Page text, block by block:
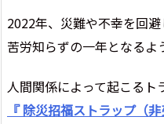
2022年、災難や不幸を回避
苦労知らずの一年となるよ
人間関係によって起こるト
『 除災招福ストラップ（